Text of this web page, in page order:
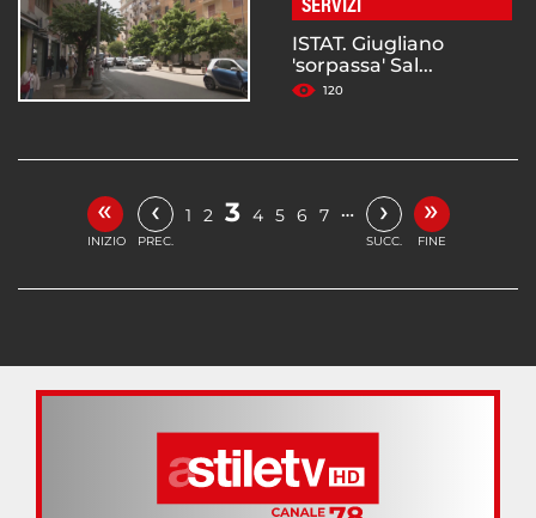
SERVIZI
ISTAT. Giugliano
'sorpassa' Sal...
120
«
INIZIO
‹
PREC.
1 2 3 4 5 6 7 … ›
SUCC.
»
FINE